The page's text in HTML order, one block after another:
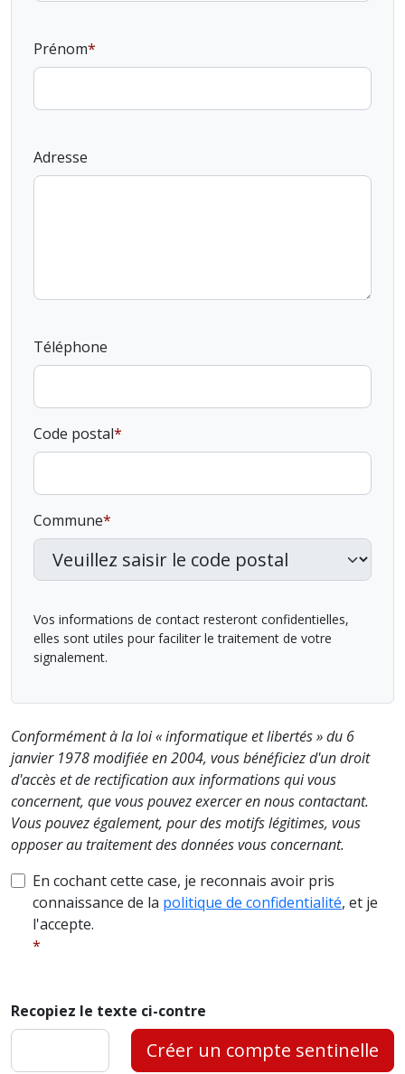
Prénom
Adresse
Téléphone
Code postal
Commune
Vos informations de contact resteront confidentielles,
elles sont utiles pour faciliter le traitement de votre
signalement.
Conformément à la loi « informatique et libertés » du 6
janvier 1978 modifiée en 2004, vous bénéficiez d'un droit
d'accès et de rectification aux informations qui vous
concernent, que vous pouvez exercer en nous contactant.
Vous pouvez également, pour des motifs légitimes, vous
opposer au traitement des données vous concernant.
En cochant cette case, je reconnais avoir pris
connaissance de la politique de confidentialité, et je
l'accepte.
Recopiez le texte ci-contre
Créer un compte sentinelle